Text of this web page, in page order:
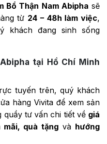
Bổ Thận Nam Abipha sẽ
từ 24 – 48h làm việc,
khách đang sinh sống
tại Hồ Chí Minh
tuyến trên, quý khách
hàng Vivita để xem sản
quầy tư vấn chi tiết về giá
mãi, quà tặng và hướng